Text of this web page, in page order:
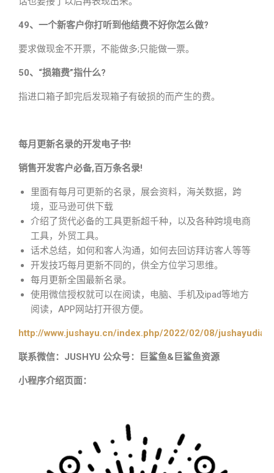
49、一个新客户你打听到他结费不好你怎么做?
要求做现金不开票，不能做多;只能做一票。
50、“损箱费”指什么?
指进口箱子卸完后发现箱子有破损的而产生的费。
每月更新名录的开发电子书!
销售开发客户必备,百万条名录!
里面有每月可更新的名录，展会资料，海关数据，跨
境，亚马逊可供下载
介绍了货代必备的工具更新超千种，以及各种跨境电商
工具，外贸工具。
话术总结，如何和客人沟通，如何去回访拜访客人等等
开发技巧每月更新不同的，供全方位学习思维。
每月更新全国最新名录。
使用微信授权就可以在阅读，电脑、手机及ipad等地方
阅读，APP网站打开很方便。
http://www.jushayu.cn/index.php/2022/02/08/
联系微信：JUSHYU 公众号：巨鲨鱼&巨鲨鱼资源
小程序介绍页面：